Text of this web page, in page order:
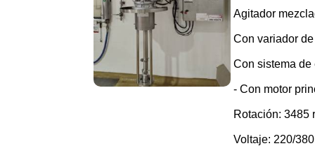
Agitador
Con variador
Con sistema de
- Con motor
Rotación: 3485
Voltaje: 220/